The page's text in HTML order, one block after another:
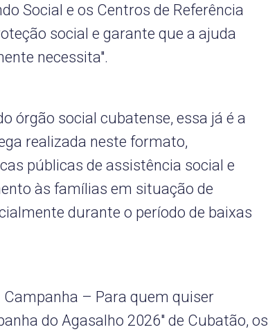
Social e os Centros de Referência
social e garante que a ajuda
necessita".
órgão social cubatense, essa já é a
realizada neste formato,
públicas de assistência social e
às famílias em situação de
durante o período de baixas
– Para quem quiser
do Agasalho 2026" de Cubatão, os